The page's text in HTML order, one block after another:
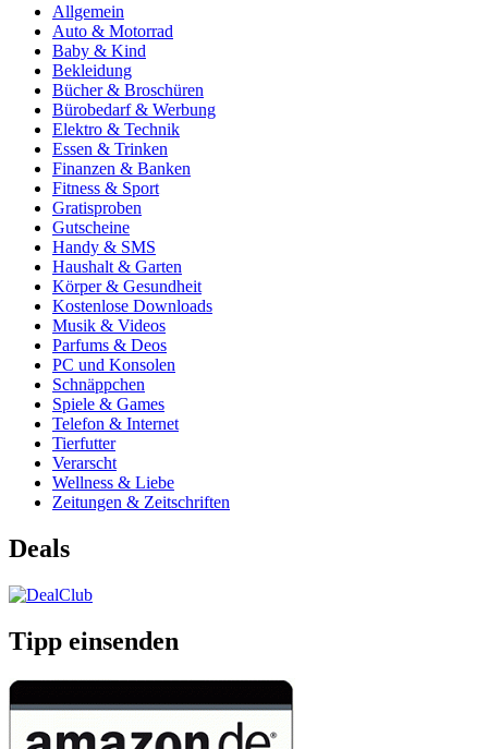
Allgemein
Auto & Motorrad
Baby & Kind
Bekleidung
Bücher & Broschüren
Bürobedarf & Werbung
Elektro & Technik
Essen & Trinken
Finanzen & Banken
Fitness & Sport
Gratisproben
Gutscheine
Handy & SMS
Haushalt & Garten
Körper & Gesundheit
Kostenlose Downloads
Musik & Videos
Parfums & Deos
PC und Konsolen
Schnäppchen
Spiele & Games
Telefon & Internet
Tierfutter
Verarscht
Wellness & Liebe
Zeitungen & Zeitschriften
Deals
Tipp einsenden